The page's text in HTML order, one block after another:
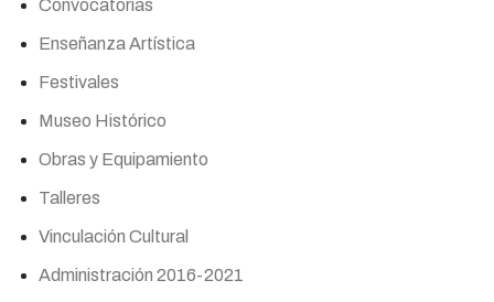
Convocatorias
Enseñanza Artística
Festivales
Museo Histórico
Obras y Equipamiento
Talleres
Vinculación Cultural
Administración 2016-2021